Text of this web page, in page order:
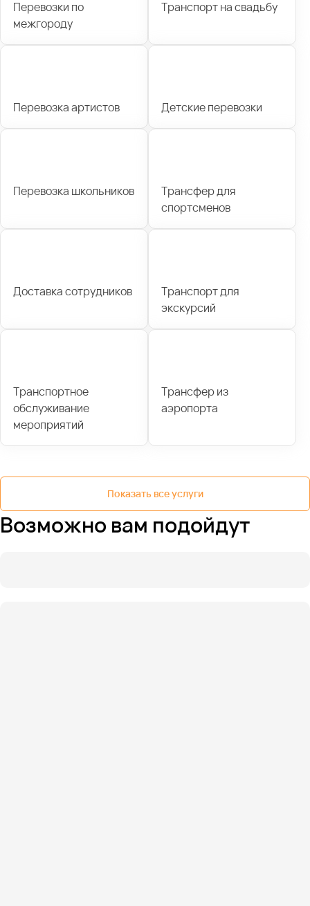
Перевозки по
межгороду
Транспорт на свадьбу
Перевозка артистов Детские перевозки
Перевозка школьников
Трансфер для
спортсменов
Доставка сотрудников
Транспорт для
экскурсий
Транспортное
обслуживание
мероприятий
Трансфер из
аэропорта
Показать все услуги
Возможно вам подойдут